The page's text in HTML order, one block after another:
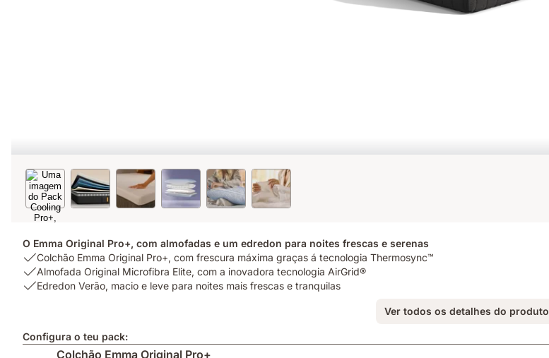
O Emma Original Pro+, com almofadas e um edredon para noites frescas e serenas
USP
1:
Colchão
com
frescura
Colchão Emma Original Pro+, com frescura máxima graças á tecnologia Thermosync™
USP
2:
Elite,
Almofada Original Microfibra Elite, com a inovadora tecnologia AirGrid®
USP
macio
Edredon Verão, macio e leve para noites mais frescas e tranquilas
Ver todos os detalhes do produto
Configura o teu pack:
Colchão Emma Original Pro+